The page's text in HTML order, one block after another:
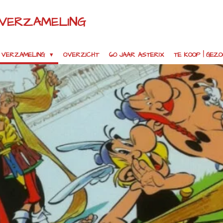
VERZAMELING OVERZICHT 60 JAAR ASTERIX TE KOOP |